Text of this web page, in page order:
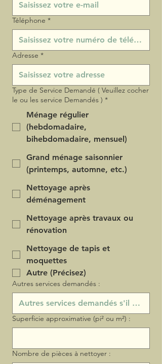
Téléphone *
Adresse *
Type de Service Demandé ( Veuillez cocher
le ou les service Demandés ) *
Ménage régulier
(hebdomadaire,
bihebdomadaire, mensuel)
Grand ménage saisonnier
(printemps, automne, etc.)
Nettoyage après
déménagement
Nettoyage après travaux ou
rénovation
Nettoyage de tapis et
moquettes
Autre (Précisez)
Autres services demandés :
Superficie approximative (pi² ou m²) :
Nombre de pièces à nettoyer :